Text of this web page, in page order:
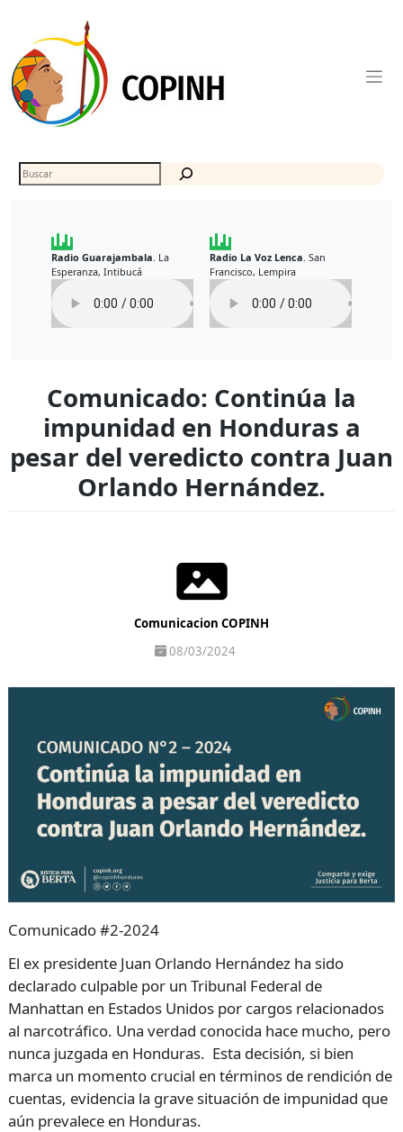
content
Buscar
Radio Guarajambala. La
Esperanza, Intibucá
Radio La Voz Lenca. San
Francisco, Lempira
Comunicado: Continúa la
impunidad en Honduras a
pesar del veredicto contra Juan
Orlando Hernández.
Comunicacion COPINH
08/03/2024
Comunicado #2-2024
El ex presidente Juan Orlando Hernández ha sido
declarado culpable por un Tribunal Federal de
Manhattan en Estados Unidos por cargos relacionados
al narcotráfico. Una verdad conocida hace mucho, pero
nunca juzgada en Honduras. Esta decisión, si bien
marca un momento crucial en términos de rendición de
cuentas, evidencia la grave situación de impunidad que
aún prevalece en Honduras.